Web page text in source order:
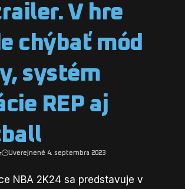
V hre
chýbať mód
systém
REP aj
Uverejnené 4. septembra 2023
NBA 2K24 sa predstavuje v